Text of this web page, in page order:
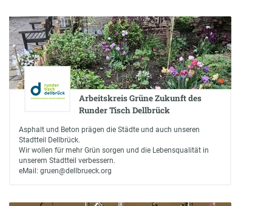
Arbeitskreis Grüne Zukunft des
Runder Tisch Dellbrück
Asphalt und Beton prägen die Städte und auch unseren
Stadtteil Dellbrück.
Wir wollen für mehr Grün sorgen und die Lebensqualität in
unserem Stadtteil verbessern.
eMail: gruen@dellbrueck.org